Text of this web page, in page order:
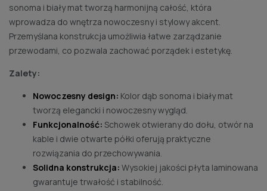
sonoma i biały mat tworzą harmonijną całość, która
wprowadza do wnętrza nowoczesny i stylowy akcent.
Przemyślana konstrukcja umożliwia łatwe zarządzanie
przewodami, co pozwala zachować porządek i estetykę.
Zalety:
Nowoczesny design: Kolor dąb sonoma i biały mat
tworzą elegancki i nowoczesny wygląd.
Funkcjonalność: Schowek otwierany do dołu, otwór na
kable i dwie otwarte półki oferują praktyczne
rozwiązania do przechowywania.
Solidna konstrukcja: Wysokiej jakości płyta laminowana
gwarantuje trwałość i stabilność.